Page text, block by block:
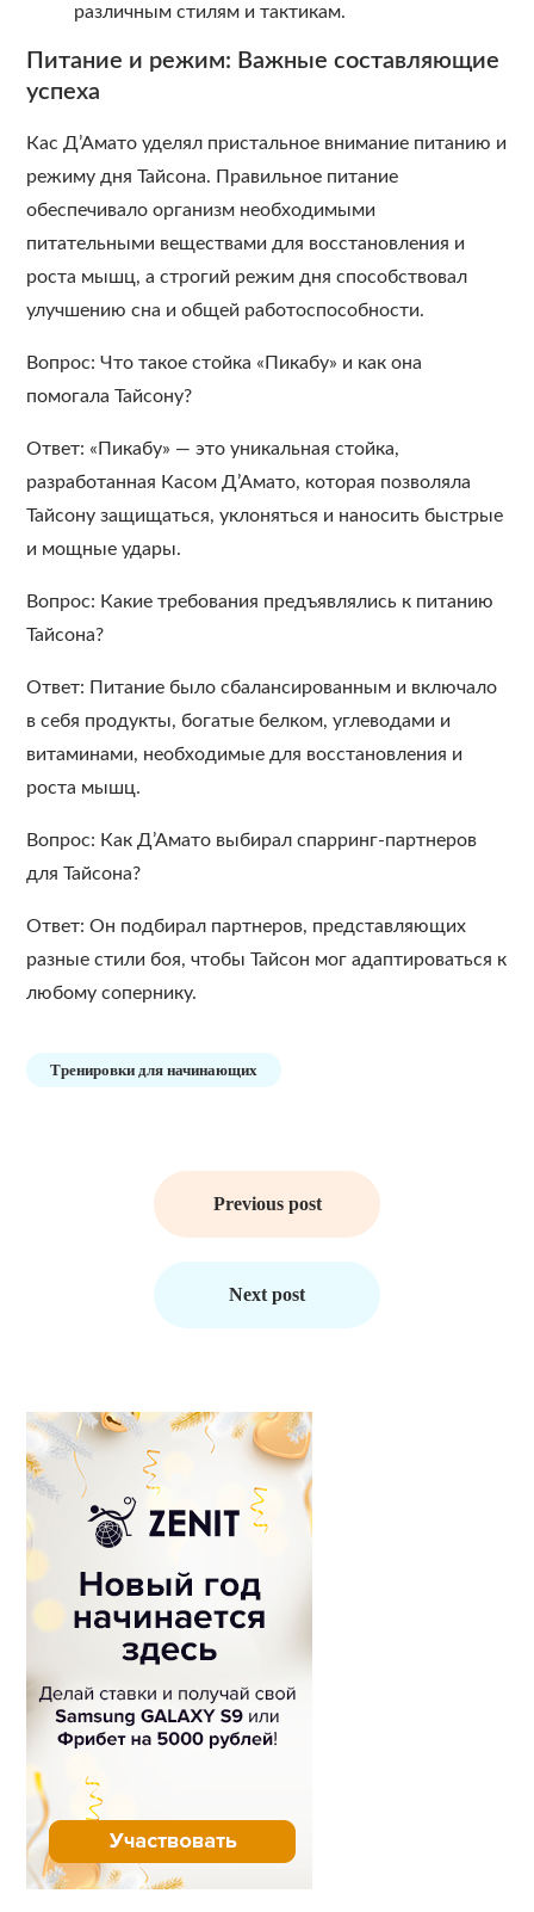
различным стилям и тактикам.
Питание и режим: Важные составляющие
успеха
Кас Д’Амато уделял пристальное внимание питанию и
режиму дня Тайсона. Правильное питание
обеспечивало организм необходимыми
питательными веществами для восстановления и
роста мышц, а строгий режим дня способствовал
улучшению сна и общей работоспособности.
Вопрос: Что такое стойка «Пикабу» и как она
помогала Тайсону?
Ответ: «Пикабу» ― это уникальная стойка,
разработанная Касом Д’Амато, которая позволяла
Тайсону защищаться, уклоняться и наносить быстрые
и мощные удары.
Вопрос: Какие требования предъявлялись к питанию
Тайсона?
Ответ: Питание было сбалансированным и включало
в себя продукты, богатые белком, углеводами и
витаминами, необходимые для восстановления и
роста мышц.
Вопрос: Как Д’Амато выбирал спарринг-партнеров
для Тайсона?
Ответ: Он подбирал партнеров, представляющих
разные стили боя, чтобы Тайсон мог адаптироваться к
любому сопернику.
Тренировки для начинающих
Previous post
Next post